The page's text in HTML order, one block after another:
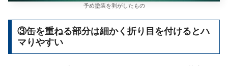
予め塗装を剥がしたもの
③缶を重ねる部分は細かく折り目を付けるとハ
マりやすい